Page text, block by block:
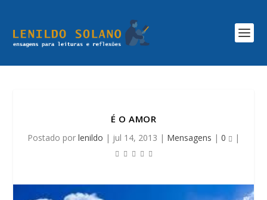
É O AMOR
Postado por lenildo | jul 14, 2013 | Mensagens | 0 |